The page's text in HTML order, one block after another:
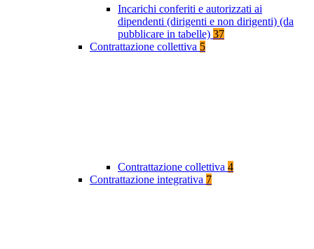
Incarichi conferiti e autorizzati ai
dipendenti (dirigenti e non dirigenti) (da
pubblicare in tabelle) 37
Contrattazione collettiva 5
Contrattazione collettiva 4
Contrattazione integrativa 7